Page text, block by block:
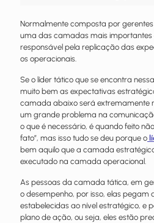
Normalmente composta por
uma das camadas mais
responsável pela replicação das
os operacionais.
Se o líder tático que se encontra
muito bem as expectativas
camada abaixo será extremamente
um grande problema na
o que é necessário, é quando feito
fato”, mas isso tudo se deu porque o
bem aquilo que a camada
executado na camada operacional.
As pessoas da camada tática, em
o desempenho, por isso, elas
estabelecidas ao nível estratégico, e
plano de ação, ou seja, eles estão